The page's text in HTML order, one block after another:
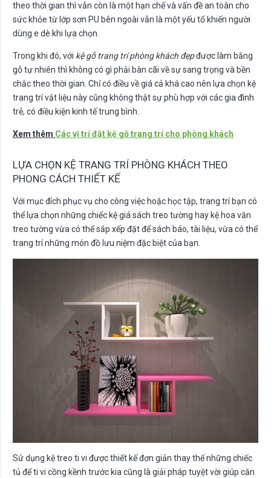
theo thời gian thì vẫn còn là một hạn chế và vấn đề an toàn cho
sức khỏe từ lớp sơn PU bên ngoài vẫn là một yếu tố khiến người
dùng e dè khi lựa chọn.
Trong khi đó, với kệ gỗ trang trí phòng khách đẹpđược làm bằng
gỗ tự nhiên thì không có gì phải bàn cãi về sự sang trọng và bền
chắc theo thời gian. Chỉ có điều về giá cả khá cao nên lựa chọn kệ
trang trí vật liệu này cũng không thật sự phù hợp với các gia đình
trẻ, có điều kiện kinh tế trung bình.
Xem thêm Các vị trí đặt kệ gỗ trang trí cho phòng khách
LỰA CHỌN KỆ TRANG TRÍ PHÒNG KHÁCH THEO
PHONG CÁCH THIẾT KẾ
Với mục đích phục vụ cho công việc hoặc học tập, trang trí bạn có
thể lựa chọn những chiếc kệ giá sách treo tường hay kệ hoa văn
treo tường vừa có thể sắp xếp đặt để sách báo, tài liệu, vừa có thể
trang trí những món đồ lưu niệm đặc biệt của bạn.
Sử dụng kệ treo ti vi được thiết kế đơn giản thay thế những chiếc
tủ để ti vi cồng kềnh trước kia cũng là giải pháp tuyệt vời giúp căn